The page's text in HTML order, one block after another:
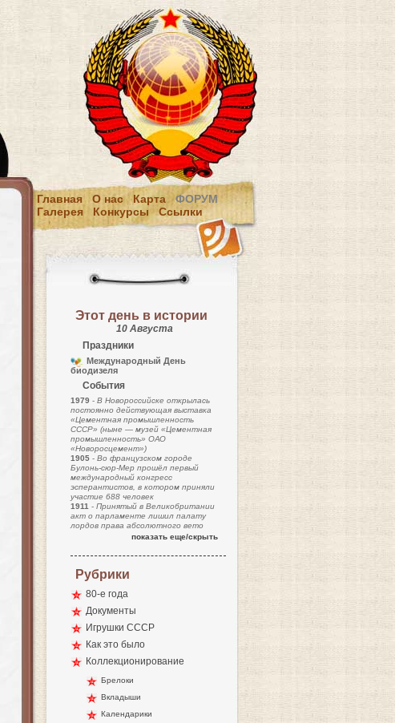
Главная О нас Карта
ФОРУМ
Галерея
Конкурсы Ссылки
Этот день в истории
10 Августа
Праздники
Международный День
биодизеля
События
1979 - В Новороссийске открылась
постоянно действующая выставка
«Цементная промышленность
СССР» (ныне — музей «Цементная
промышленность» ОАО
«Новоросцемент»)
1905 - Во французском городе
Булонь-сюр-Мер прошёл первый
международный конгресс
эсперантистов, в котором приняли
участие 688 человек
1911 - Принятый в Великобритании
акт о парламенте лишил палату
лордов права абсолютного вето
показать еще/скрыть
Рубрики
80-е года
Документы
Игрушки СССР
Как это было
Коллекционирование
Брелоки
Вкладыши
Календарики